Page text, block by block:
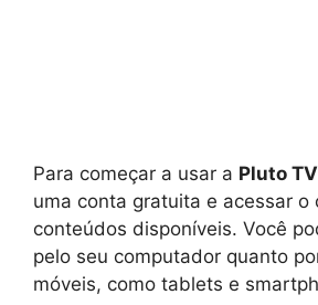
Para começar a usar a Pluto TV
uma conta gratuita e acessar o
conteúdos disponíveis. Você
pelo seu computador quanto
móveis, como tablets e